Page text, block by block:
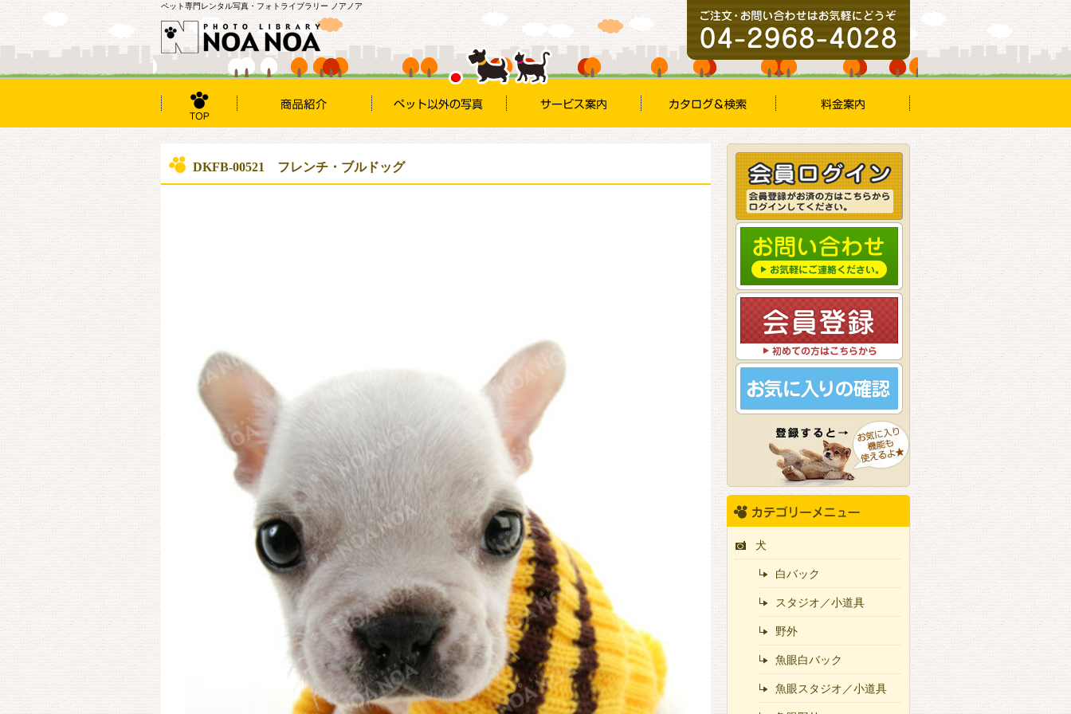
ペット専門レンタル写真・フォトライブラリー ノアノア
DKFB-00521 フレンチ・ブルドッグ
犬
白バック
スタジオ／小道具
野外
魚眼白バック
魚眼スタジオ／小道具